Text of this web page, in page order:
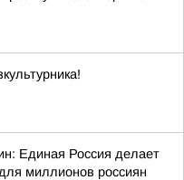
Единая Россия делает
миллионов россиян